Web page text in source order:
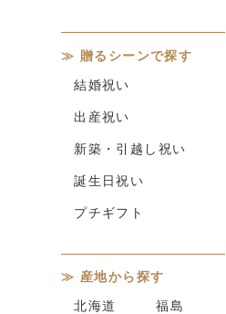
贈るシーンで探す
結婚祝い
出産祝い
新築・引越し祝い
誕生日祝い
プチギフト
産地から探す
北海道 福島